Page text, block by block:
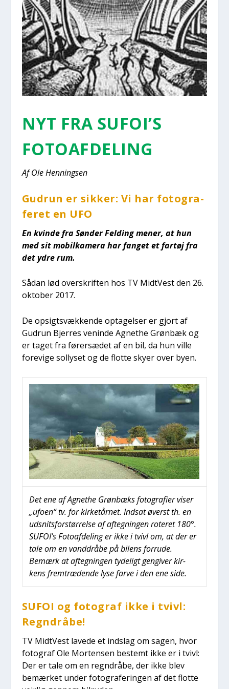
NYT FRA SUFOI’S
FOTO­AF­DE­LING
Af Ole Hen­nings­en
Gud­run er sik­ker: Vi har foto­gra­
fe­ret en UFO
En kvin­de fra Søn­der Fel­ding mener, at hun
med sit mobil­ka­me­ra har fan­get et far­tøj fra
det ydre rum.
Sådan lød over­skrif­ten hos TV Midt­Vest den 26.
okto­ber 2017.
De opsigtsvæk­ken­de opta­gel­ser er gjort af
Gud­run Bjer­res venin­de Agnet­he Grøn­bæk og
er taget fra fører­sæ­det af en bil, da hun vil­le
fore­vi­ge sol­ly­set og de flot­te sky­er over byen.
Det ene af Agnet­he Grøn­bæks foto­gra­fi­er viser
„ufo­en“ tv. for kir­ketår­net. Ind­sat øverst th. en
udsnits­for­stør­rel­se af afteg­nin­gen rote­ret 180°.
SUFOI’s Foto­af­de­ling er ikke i tvivl om, at der er
tale om en vand­drå­be på bilens for­r­u­de.
Bemærk at afteg­nin­gen tyde­ligt gen­gi­ver kir­
kens frem­træ­den­de lyse far­ve i den ene side.
SUFOI og foto­graf ikke i tvivl:
Regn­drå­be!
TV Midt­Vest lave­de et indslag om sagen, hvor
foto­graf Ole Mor­ten­sen bestemt ikke er i tvivl:
Der er tale om en regn­drå­be, der ikke blev
bemær­ket under foto­gra­fe­rin­gen af det flot­te